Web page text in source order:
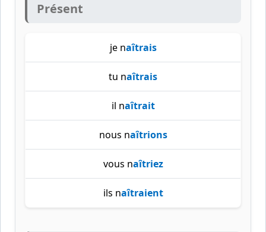
Présent
je naîtrais
tu naîtrais
il naîtrait
nous naîtrions
vous naîtriez
ils naîtraient